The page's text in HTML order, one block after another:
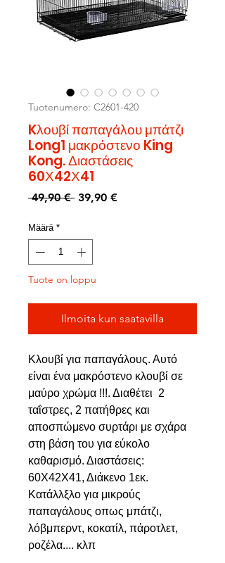
Tuotenumero: C2601-420
Kλουβί παπαγάλου μπάτζι
Long1 μακρόστενο King
Kong. Διαστάσεις
60Χ42Χ41
49,90 € Normaali
39,90 €Alehinta
Määrä *
Tuote on loppu
Ilmoita kun saatavilla
Κλουβί για παπαγάλους. Αυτό
είναι ένα μακρόστενο κλουβί σε
μαύρο χρώμα !!!. Διαθέτει 2
ταΐστρες, 2 πατήθρες και
αποσπώμενο συρτάρι με σχάρα
στη βάση του για εύκολο
καθαρισμό. Διαστάσεις:
60Χ42Χ41, Διάκενο 1εκ.
Κατάλλξλο για μικρούς
παπαγάλους οπως μπάτζι,
λόβμπερντ, κοκατίλ, πάροτλετ,
ροζέλα.... κλπ